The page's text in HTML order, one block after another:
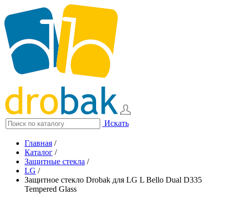
Искать
Главная /
Каталог /
Защитные стекла /
LG /
Защитное стекло Drobak для LG L Bello Dual D335
Tempered Glass